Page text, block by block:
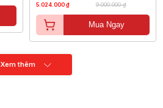
5.024.000 ₫ 9.000.000 ₫
Mua Ngay
Xem thêm